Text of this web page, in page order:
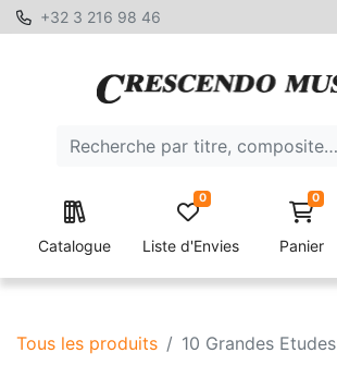
+32 3 216 98 46
Catalogue Liste d'Envies
0 0
Panier
Tous les produits 10 Grandes Etudes